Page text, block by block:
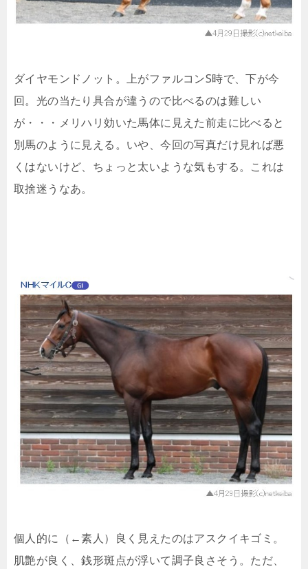
ダイヤモンドノット。上がファルコンS時で、下が今
回。光の当たり具合が違うので比べるのは難しい
が・・・メリハリ効いた馬体に見えた前走に比べると
別馬のように見える。いや、今回の写真だけ見れば悪
くはないけど、ちょっと太いような気もする。これは
取捨迷うなあ。
個人的に（←素人）良く見えたのはアスクイキゴミ。
肌艶が良く、銭形斑点が浮いて調子良さそう。ただ、